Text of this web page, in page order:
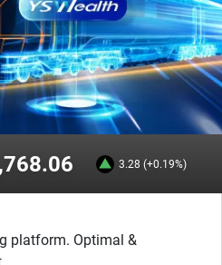
3.28 (+0.19%)
platform. Optimal &